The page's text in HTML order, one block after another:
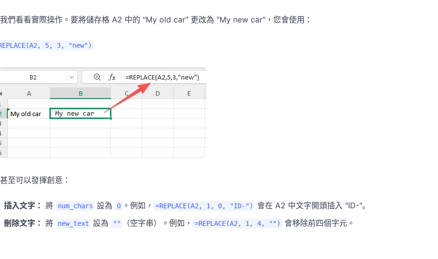
們看看實際操作。要將儲存格 A2 中的 "My old car" 更改為 "My new car"，您會使用：
5, 3, "new")
至可以發揮創意：
插入文字： 將 num_chars 設為 0 。例如， =REPLACE(A2, 1, 0, "ID-")
會在 A2 中文字開頭插入 "ID-"。
刪除文字： 將 new_text 設為 "" （空字串）。例如， =REPLACE(A2, 1, 4, "") 會移除前四個字元。